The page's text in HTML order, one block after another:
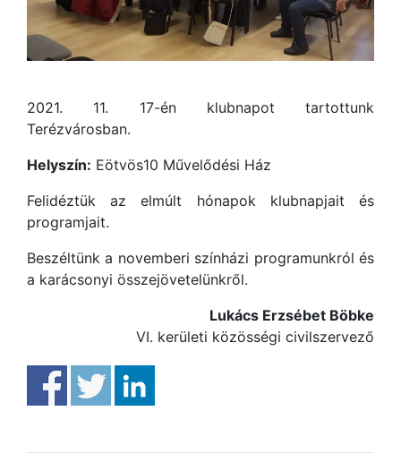
2021. 11. 17-én klubnapot tartottunk
Terézvárosban.
Helyszín: Eötvös10 Művelődési Ház
Felidéztük az elmúlt hónapok klubnapjait és
programjait.
Beszéltünk a novemberi színházi programunkról és
a karácsonyi összejövetelünkről.
Lukács Erzsébet Böbke
VI. kerületi közösségi civilszervező